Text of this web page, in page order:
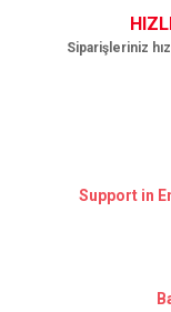
Siparişleriniz
Support in